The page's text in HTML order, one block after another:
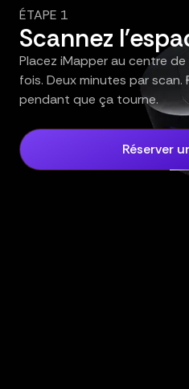
ÉTAPE 1
Scannez
Placez iMapper au centre
fois. Deux minutes par scan.
pendant que ça tourne.
Réserver